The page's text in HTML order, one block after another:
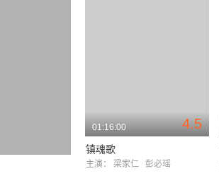
4.5
01:16:00
镇魂歌
主演： 梁家仁 彭必瑶